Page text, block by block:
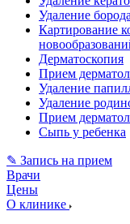
Удаление
Картирование
Дерматоскопия
Прием
Удаление
Удаление
Прием
Сыпь у ребенка
✎ Запись на прием
Врачи
Цены
О клинике